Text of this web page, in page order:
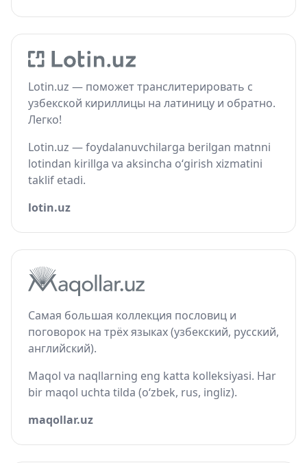
Lotin.uz — поможет транслитерировать с
узбекской кириллицы на латиницу и обратно.
Легко!
Lotin.uz — foydalanuvchilarga berilgan matnni
lotindan kirillga va aksincha o‘girish xizmatini
taklif etadi.
lotin.uz
Самая большая коллекция пословиц и
поговорок на трёх языках (узбекский, русский,
английский).
Maqol va naqllarning eng katta kolleksiyasi. Har
bir maqol uchta tilda (o‘zbek, rus, ingliz).
maqollar.uz